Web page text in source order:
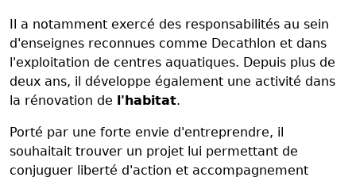
Il a notamment exercé des responsabilités au sein
d'enseignes reconnues comme Decathlon et dans
l'exploitation de centres aquatiques. Depuis plus de
deux ans, il développe également une activité dans
la rénovation de
l'habitat.
Porté par une forte envie d'entreprendre, il
souhaitait trouver un projet lui permettant de
conjuguer liberté d'action et accompagnement